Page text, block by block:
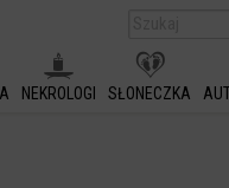
NEKROLOGI SŁONECZKA